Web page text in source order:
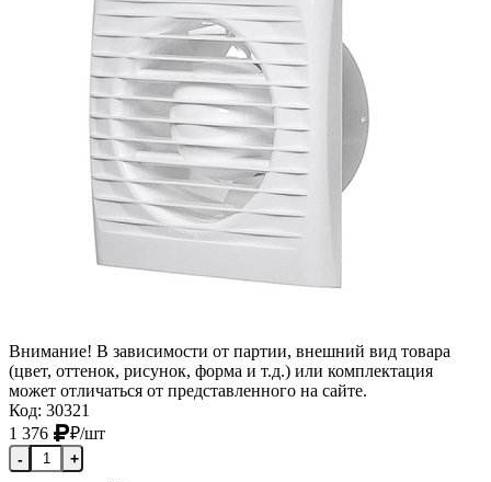
Внимание! В зависимости от партии, внешний вид товара
(цвет, оттенок, рисунок, форма и т.д.) или комплектация
может отличаться от представленного на сайте.
Код: 30321
1 376
₽/шт
- +